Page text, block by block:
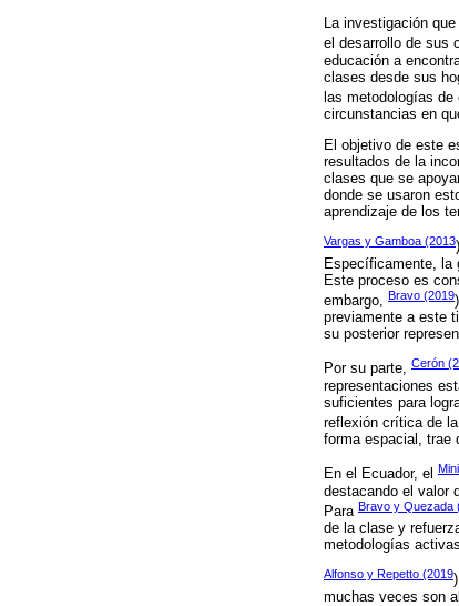
La investigación
el desarrollo de sus
educación a
clases desde sus
las metodologías
circunstancias en
El objetivo de este
resultados de la
clases que se
donde se usaron
aprendizaje de los
Vargas y Gamboa (2013
Específicamente, la
Este proceso es
embargo, Bravo (2019
previamente a este
su posterior
Por su parte, Cerón
representaciones
suficientes para
reflexión crítica de
forma espacial, trae
En el Ecuador, el
destacando el valor
Para Bravo y Quezada
de la clase y
metodologías
Alfonso y Repetto (2019
muchas veces son